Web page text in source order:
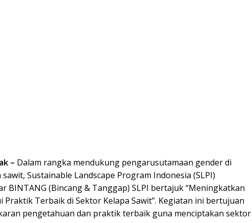
– Dalam rangka mendukung pengarusutamaan gender di
Sustainable Landscape Program Indonesia (SLPI)
BINTANG (Bincang & Tanggap) SLPI bertajuk “Meningkatkan
Praktik Terbaik di Sektor Kelapa Sawit”. Kegiatan ini bertujuan
pengetahuan dan praktik terbaik guna menciptakan sektor